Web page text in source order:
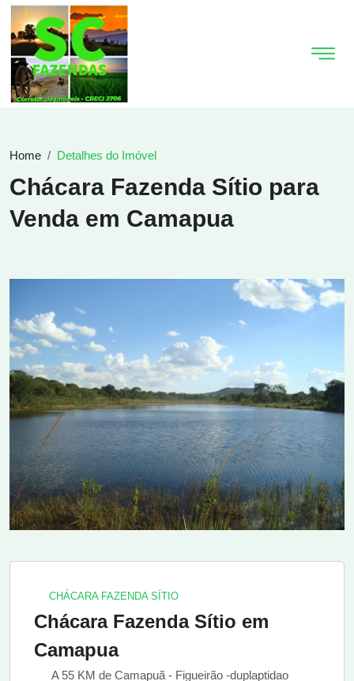
Home Detalhes do Imóvel
Chácara Fazenda Sítio para
Venda em Camapua
CHÁCARA FAZENDA SÍTIO
Chácara Fazenda Sítio em
Camapua
A 55 KM de Camapuã - Figueirão -duplaptidao